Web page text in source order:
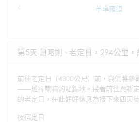
羊卓雍措
第5天 日喀則 - 老定日，294公里，
前往老定日（4300公尺）前，我們將參
——班禪喇嘛的駐錫地。接著前往與新
的老定日，在此好好休息為接下來四天
夜宿定日